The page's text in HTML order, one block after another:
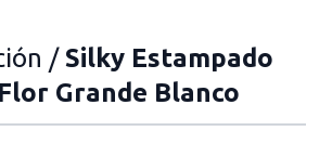
/Silky Estampado
Grande Blanco